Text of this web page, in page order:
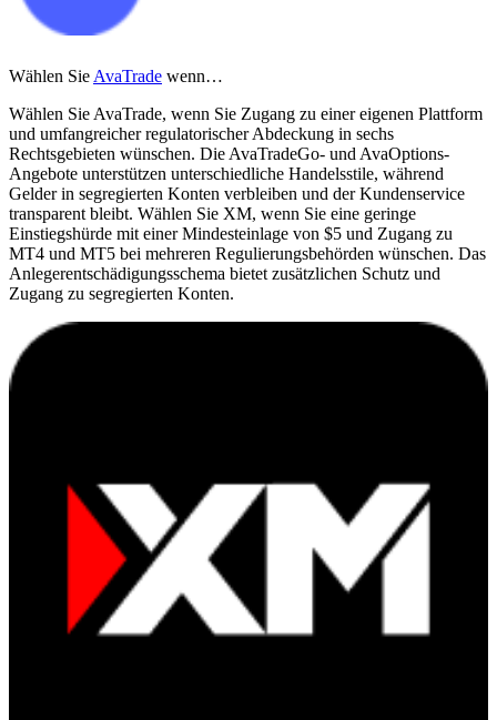
Wählen SieAvaTrade wenn…
Wählen Sie AvaTrade, wenn Sie Zugang zu einer eigenen Plattform
und umfangreicher regulatorischer Abdeckung in sechs
Rechtsgebieten wünschen. Die AvaTradeGo- und AvaOptions-
Angebote unterstützen unterschiedliche Handelsstile, während
Gelder in segregierten Konten verbleiben und der Kundenservice
transparent bleibt. Wählen Sie XM, wenn Sie eine geringe
Einstiegshürde mit einer Mindesteinlage von $5 und Zugang zu
MT4 und MT5 bei mehreren Regulierungsbehörden wünschen. Das
Anlegerentschädigungsschema bietet zusätzlichen Schutz und
Zugang zu segregierten Konten.